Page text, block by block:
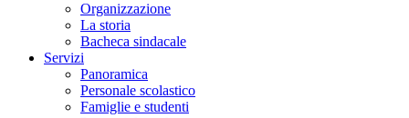
Organizzazione
La storia
Bacheca sindacale
Servizi
Panoramica
Personale scolastico
Famiglie e studenti